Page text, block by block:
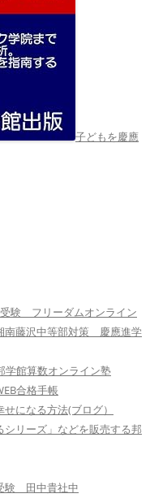
子どもを慶應
験 フリーダムオンライン
南藤沢中等部対策 慶應進学
学館算数オンライン塾
合格手帳
になる方法(ブログ）
リーズ」などを販売する邦
験 田中貴社中